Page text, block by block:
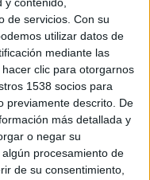
y contenido,
de servicios. Con su
utilizar datos de
mediante las
clic para otorgarnos
1538 socios para
previamente descrito. De
más detallada y
o negar su
procesamiento de
de su consentimiento,
recoge los datos
los partidos de Fútboldel
4/10/2016, podemos dar los